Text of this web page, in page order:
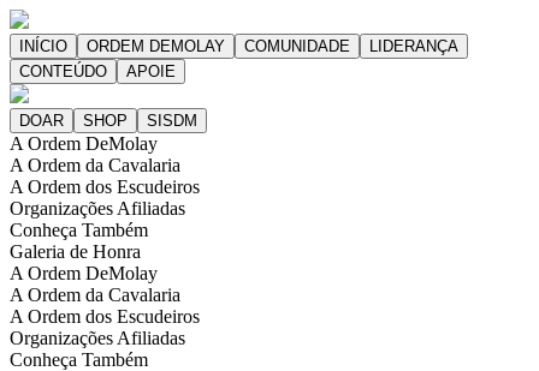
A Ordem DeMolay
A Ordem da Cavalaria
A Ordem dos Escudeiros
Organizações Afiliadas
Conheça Também
Galeria de Honra
A Ordem DeMolay
A Ordem da Cavalaria
A Ordem dos Escudeiros
Organizações Afiliadas
Conheça Também